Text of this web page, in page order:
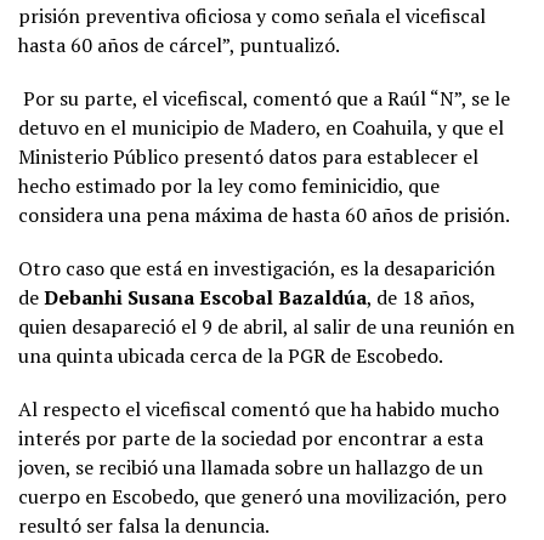
prisión preventiva oficiosa y como señala el vicefiscal
hasta 60 años de cárcel”, puntualizó.
Por su parte, el vicefiscal, comentó que a Raúl “N”, se le
detuvo en el municipio de Madero, en Coahuila, y que el
Ministerio Público presentó datos para establecer el
hecho estimado por la ley como feminicidio, que
considera una pena máxima de hasta 60 años de prisión.
Otro caso que está en investigación, es la desaparición
deDebanhi Susana Escobal Bazaldúa, de 18 años,
quien desapareció el 9 de abril, al salir de una reunión en
una quinta ubicada cerca de la PGR de Escobedo.
Al respecto el vicefiscal comentó que ha habido mucho
interés por parte de la sociedad por encontrar a esta
joven, se recibió una llamada sobre un hallazgo de un
cuerpo en Escobedo, que generó una movilización, pero
resultó ser falsa la denuncia.